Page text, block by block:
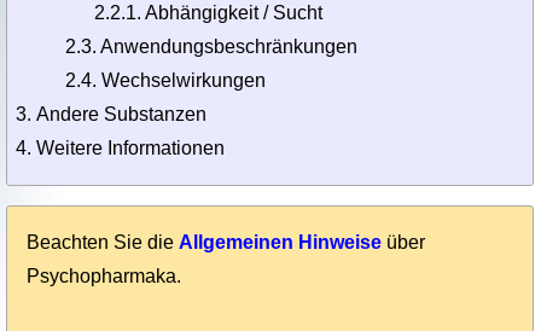
2.2.1. Abhängigkeit / Sucht
2.3. Anwendungsbeschränkungen
2.4. Wechselwirkungen
Andere Substanzen
Weitere Informationen
Beachten Sie die Allgemeinen Hinweiseüber
Psychopharmaka.